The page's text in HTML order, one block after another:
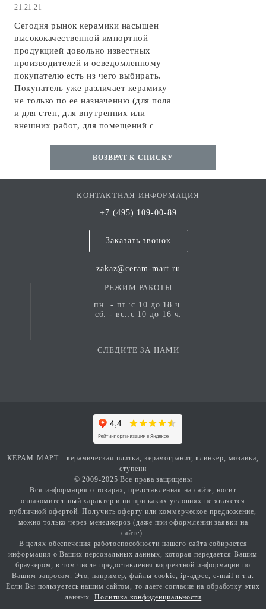
21.21.21
Сегодня рынок керамики насыщен
высококачественной импортной
продукцией довольно известных
производителей и осведомленному
покупателю есть из чего выбирать.
Покупатель уже различает керамику
не только по ее назначению (для пола
и для стен, для внутренних или
внешних работ, для помещений с
износоустойчивость, прочность,
ВОЗВРАТ К СПИСКУ
КОНТАКТНАЯ ИНФОРМАЦИЯ
+7 (495) 109-00-89
Заказать звонок
zakaz@ceram-mart.ru
РЕЖИМ РАБОТЫ
пн. - пт.:с 10 до 18 ч.
сб. - вс.:с 10 до 16 ч.
СЛЕДИТЕ ЗА НАМИ
КЕРАМ-МАРТ - керамическая плитка, керамогранит, клинкер, мозаика,
ступени
© 2009-2025 Все права защищены
Вся информация о товарах, представленная на сайте, носит
ознакомительный характер и ни при каких условиях не является
публичной офертой. Получить оферту или коммерческое предложение,
можно только через менеджеров (даже при оформлении заявки на
сайте).
В целях обеспечения работоспособности нашего сайта собирается
информация о Ваших персональных данных, которая передается Вашим
браузером, в том числе предоставления корректной информации по
Вашим запросам. Это, например, файлы cookie, ip-адрес, e-mail и т.д.
Если Вы пользуетесь нашим сайтом, то даете согласие на обработку этих
данных. Политика конфиденциальности